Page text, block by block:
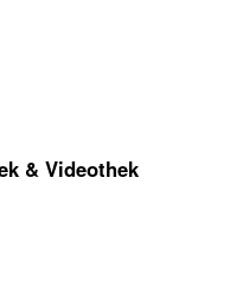
& Videothek